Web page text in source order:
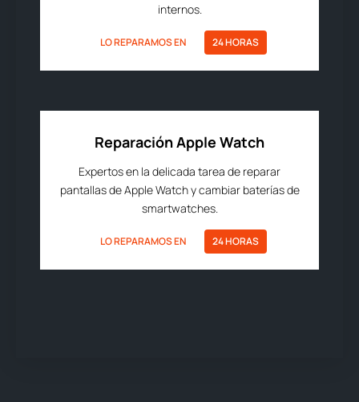
internos.
LO REPARAMOS EN 24 HORAS
Reparación Apple Watch
Expertos en la delicada tarea de reparar
pantallas de Apple Watch y cambiar baterías de
smartwatches.
LO REPARAMOS EN 24 HORAS